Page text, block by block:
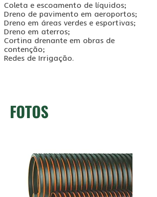
Coleta e escoamento de líquidos;
Dreno de pavimento em aeroportos;
Dreno em áreas verdes e esportivas;
Dreno em aterros;
Cortina drenante em obras de
contenção;
Redes de Irrigação.
FOTOS